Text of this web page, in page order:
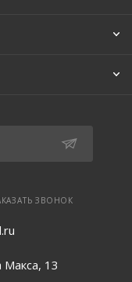
ЗВОНОК
Макса, 13